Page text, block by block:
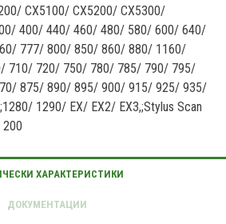
CX5100/ CX5200/ CX5300/
400/ 440/ 460/ 480/ 580/ 600/ 640/
777/ 800/ 850/ 860/ 880/ 1160/
710/ 720/ 750/ 780/ 785/ 790/ 795/
875/ 890/ 895/ 900/ 915/ 925/ 935/
1290/ EX/ EX2/ EX3,;Stylus Scan